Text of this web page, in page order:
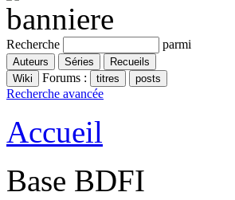
Recherche parmi
Forums :
Recherche avancée
Accueil
Base BDFI